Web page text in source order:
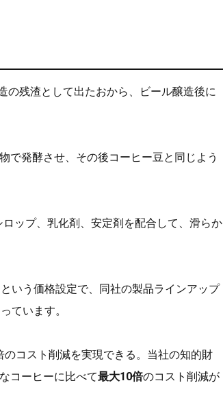
の残渣として出たおから、ビール醸造後に
で発酵させ、その後コーヒー豆と同じよう
ップ、乳化剤、安定剤を配合して、滑らか
という価格設定で、同社の製品ラインアップ
ています。
コスト削減を実現できる。当社の知的財
コーヒーに比べて最大10倍のコスト削減が